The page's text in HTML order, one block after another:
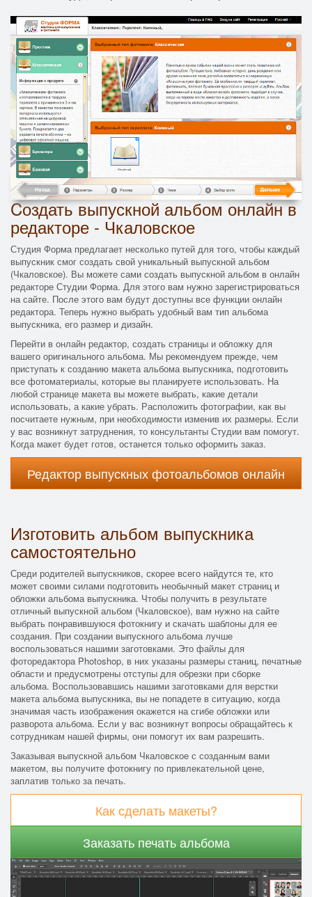
Cоздать выпускной альбом онлайн в
редакторе - Чкаловское
Студия Форма предлагает несколько путей для того, чтобы каждый
выпускник смог создать свой уникальный выпускной альбом
(Чкаловское). Вы можете сами создать выпускной альбом в онлайн
редакторе Студии Форма. Для этого вам нужно зарегистрироваться
на сайте. После этого вам будут доступны все функции онлайн
редактора. Теперь нужно выбрать удобный вам тип альбома
выпускника, его размер и дизайн.
Перейти в онлайн редактор, создать страницы и обложку для
вашего оригинального альбома. Мы рекомендуем прежде, чем
приступать к созданию макета альбома выпускника, подготовить
все фотоматериалы, которые вы планируете использовать. На
любой странице макета вы можете выбрать, какие детали
использовать, а какие убрать. Расположить фотографии, как вы
посчитаете нужным, при необходимости изменив их размеры. Если
у вас возникнут затруднения, то консультанты Студии вам помогут.
Когда макет будет готов, останется только оформить заказ.
Редактор выпускных фотоальбомов онлайн
Изготовить альбом выпускника
самостоятельно
Среди родителей выпускников, скорее всего найдутся те, кто
может своими силами подготовить необычный макет страниц и
обложки альбома выпускника. Чтобы получить в результате
отличный выпускной альбом (Чкаловское), вам нужно на сайте
выбрать понравившуюся фотокнигу и скачать шаблоны для ее
создания. При создании выпускного альбома лучше
воспользоваться нашими заготовками. Это файлы для
фоторедактора Photoshop, в них указаны размеры станиц, печатные
области и предусмотрены отступы для обрезки при сборке
альбома. Воспользовавшись нашими заготовками для верстки
макета альбома выпускника, вы не попадете в ситуацию, когда
значимая часть изображения окажется на сгибе обложки или
разворота альбома. Если у вас возникнут вопросы обращайтесь к
сотрудникам нашей фирмы, они помогут их вам разрешить.
Заказывая выпускной альбом Чкаловское с созданным вами
макетом, вы получите фотокнигу по привлекательной цене,
заплатив только за печать.
Как сделать макеты?
Заказать печать альбома